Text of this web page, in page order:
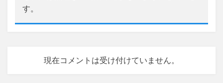
す。
現在コメントは受け付けていません。